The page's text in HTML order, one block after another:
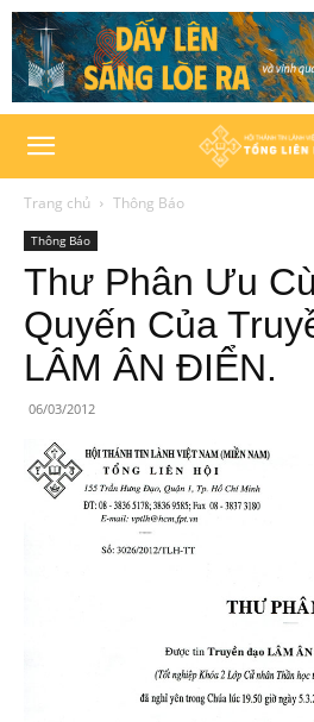
Trang chủ Thông Báo
Thông Báo
Thư Phân Ưu
Quyến Của
LÂM ÂN ĐIỂN.
06/03/2012